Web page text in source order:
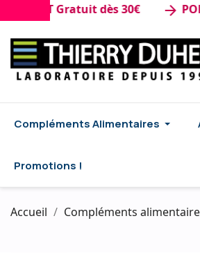
Gratuit dès 30€ arrow_forward PORT
Compléments Alimentaires
Promotions !
Accueil Compléments